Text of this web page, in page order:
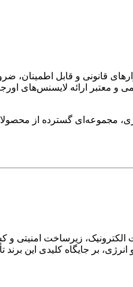
قانونی و قابل اطمینان،
معتبر ارائه لایسنس‌های
مجموعه‌ای گسترده از
زیرساخت امنیتی و
بر جایگاه کلیدی این برند